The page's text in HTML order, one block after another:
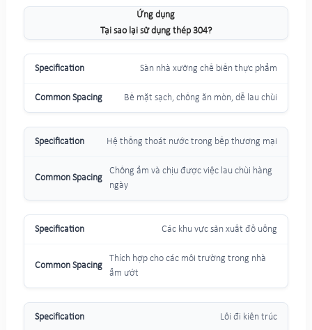
Ứng dụng
Tại sao lại sử dụng thép 304?
Sàn nhà xưởng chế biến thực phẩm
Bề mặt sạch, chống ăn mòn, dễ lau chùi
Hệ thống thoát nước trong bếp thương mại
Chống ẩm và chịu được việc lau chùi hàng
ngày
Các khu vực sản xuất đồ uống
Thích hợp cho các môi trường trong nhà
ẩm ướt
Lối đi kiến trúc